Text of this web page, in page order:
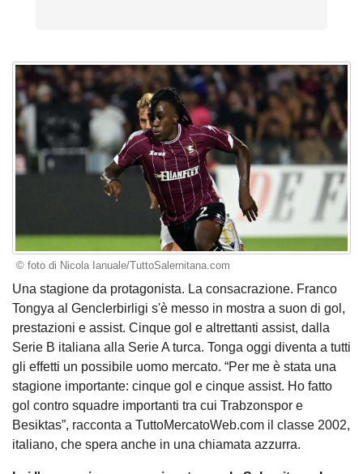
© foto di Nicola Ianuale/TuttoSalernitana.com
Una stagione da protagonista. La consacrazione. Franco
Tongya al Genclerbirligi s'è messo in mostra a suon di gol,
prestazioni e assist. Cinque gol e altrettanti assist, dalla
Serie B italiana alla Serie A turca. Tonga oggi diventa a tutti
gli effetti un possibile uomo mercato. “Per me è stata una
stagione importante: cinque gol e cinque assist. Ho fatto
gol contro squadre importanti tra cui Trabzonspor e
Besiktas”, racconta a TuttoMercatoWeb.com il classe 2002,
italiano, che spera anche in una chiamata azzurra.